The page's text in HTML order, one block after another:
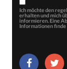
Ich möchte den
erhalten und mich
informieren. Eine
Informationen finde